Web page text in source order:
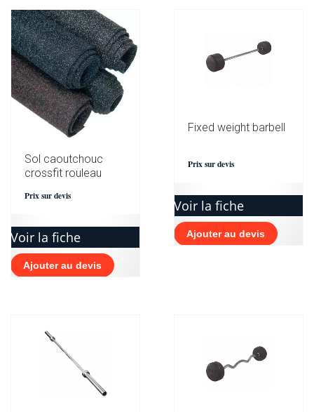
Sol caoutchouc
crossfit rouleau
Prix sur devis
Voir la fiche
Ajouter au devis
Fixed weight barbell
Prix sur devis
Voir la fiche
Ajouter au devis